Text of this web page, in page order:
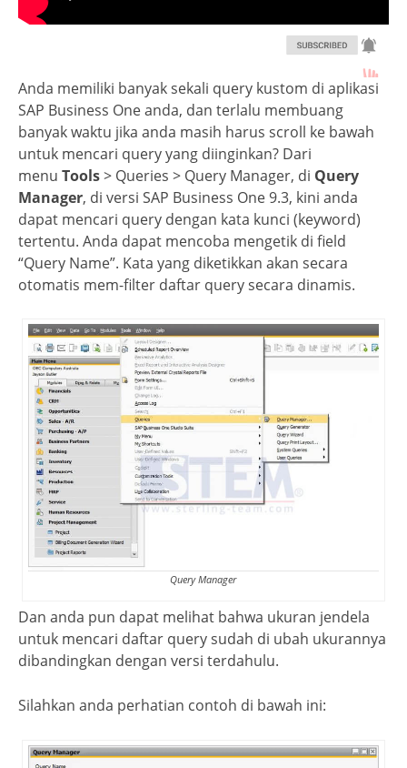
Anda memiliki banyak sekali query kustom di aplikasi
SAP Business One anda, dan terlalu membuang
banyak waktu jika anda masih harus scroll ke bawah
untuk mencari query yang diinginkan? Dari
menu Tools> Queries > Query Manager, di Query
Manager, di versi SAP Business One 9.3, kini anda
dapat mencari query dengan kata kunci (keyword)
tertentu. Anda dapat mencoba mengetik di field
“Query Name”. Kata yang diketikkan akan secara
otomatis mem-filter daftar query secara dinamis.
Query Manager
Dan anda pun dapat melihat bahwa ukuran jendela
untuk mencari daftar query sudah di ubah ukurannya
dibandingkan dengan versi terdahulu.
Silahkan anda perhatian contoh di bawah ini: